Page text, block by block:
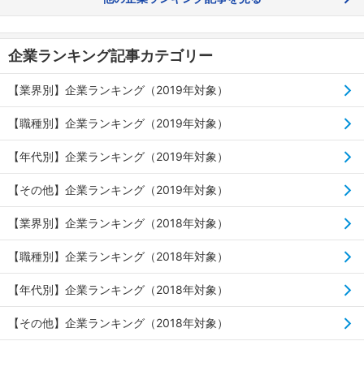
企業ランキング記事カテゴリー
【業界別】企業ランキング（2019年対象）
【職種別】企業ランキング（2019年対象）
【年代別】企業ランキング（2019年対象）
【その他】企業ランキング（2019年対象）
【業界別】企業ランキング（2018年対象）
【職種別】企業ランキング（2018年対象）
【年代別】企業ランキング（2018年対象）
【その他】企業ランキング（2018年対象）